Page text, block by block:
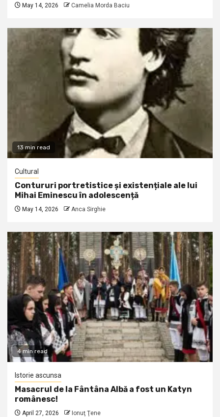
May 14, 2026 Camelia Morda Baciu
13 min read
Cultural
Contururi portretistice și existențiale ale lui
Mihai Eminescu în adolescență
May 14, 2026 Anca Sirghie
4 min read
Istorie ascunsa
Masacrul de la Fântâna Albă a fost un Katyn
românesc!
April 27, 2026 Ionuţ Ţene